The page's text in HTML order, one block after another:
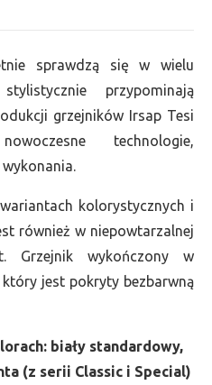
sprawdzą się w wielu
przypominają
grzejników Irsap Tesi
technologie,
kolorystycznych i
również w niepowtarzalnej
Grzejnik wykończony w
jest pokryty bezbarwną
biały standardowy,
(z serii Classic i Special)